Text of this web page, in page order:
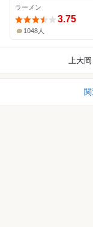
ラーメン
3.75
1048人
上大